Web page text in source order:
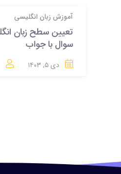
آموزش زبان انگلیسی
سوال با جواب
دی ۵, ۱۴۰۳